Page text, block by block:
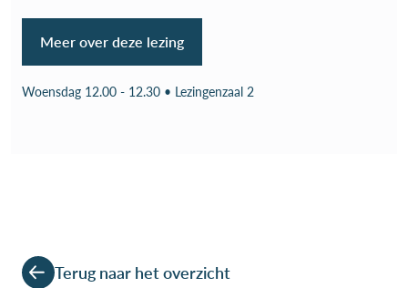
Meer over deze lezing
Woensdag 12.00 - 12.30 • Lezingenzaal 2
Terug naar het overzicht